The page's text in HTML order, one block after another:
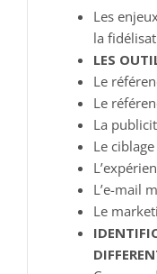
Les
la
LES
Le
Le
La
Le
L’e-mail
Le